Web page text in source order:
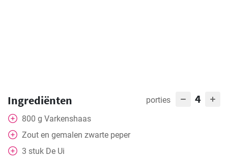
Ingrediënten porties 4
800 g Varkenshaas
Zout en gemalen zwarte peper
3 stuk De Ui